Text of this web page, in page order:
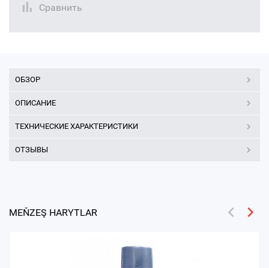
Сравнить
ОБЗОР
ОПИСАНИЕ
ТЕХНИЧЕСКИЕ ХАРАКТЕРИСТИКИ
ОТЗЫВЫ
MEŇZEŞ HARYTLAR